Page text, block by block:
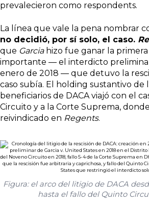
prevalecieron como respondents.
La línea que vale la pena nombrar
no decidió, por sí solo, el caso.
que Garciahizo fue ganar la primera
importante — el interdicto
enero de 2018 — que detuvo la
caso subía. El holding sustantivo de
beneficiarios de DACA viajó con el
Circuito y a la Corte Suprema,
reivindicado en Regents.
Figura: el arco del litigio de DACA
hasta el fallo del Quinto